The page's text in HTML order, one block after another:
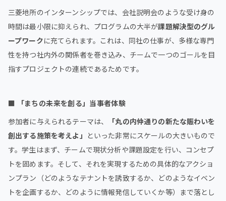
三菱地所のインターンシップでは、会社説明会のような受け身の
時間は最小限に抑えられ、プログラムの大半が課題解決型のグル
ープワークに充てられます。これは、同社の仕事が、多様な専門
性を持つ社内外の関係者を巻き込み、チームで一つのゴールを目
指すプロジェクトの連続であるためです。
■
「まちの未来を創る」当事者体験
参加者に与えられるテーマは、
「丸の内仲通りの新たな賑わいを
創出する施策を考えよ」 といった非常にスケールの大きいもので
す。学生はまず、チームで現状分析や課題設定を行い、コンセプ
トを固めます。そして、それを実現するための具体的なアクショ
ンプラン（どのようなテナントを誘致するか、どのようなイベン
トを企画するか、どのように情報発信していくか等）まで落とし